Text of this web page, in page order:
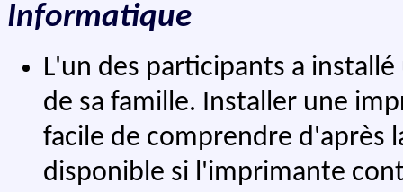
Informatique
L'un des participants a
de sa famille. Installer une
facile de comprendre
disponible si l'imprimante